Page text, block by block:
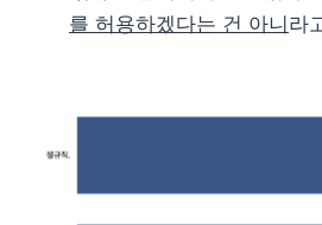
를 허용하겠다는 건 아니 라